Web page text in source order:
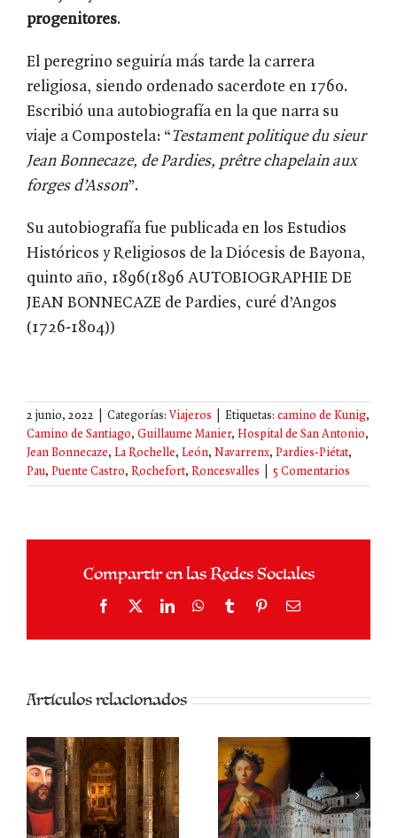
progenitores.
El peregrino seguiría más tarde la carrera
religiosa, siendo ordenado sacerdote en 1760.
Escribió una autobiografía en la que narra su
viaje a Compostela: “Testament politique du sieur
Jean Bonnecaze, de Pardies, prêtre chapelain aux
forges d’Asson”.
Su autobiografía fue publicada en los Estudios
Históricos y Religiosos de la Diócesis de Bayona,
quinto año, 1896(1896 AUTOBIOGRAPHIE DE
JEAN BONNECAZE de Pardies, curé d’Angos
(1726-1804))
2 junio, 2022 Categorías: Viajeros Etiquetas: camino de Kunig,
Camino de Santiago, Guillaume Manier, Hospital de San Antonio,
Jean Bonnecaze, La Rochelle, León, Navarrenx, Pardies-Piétat,
Pau, Puente Castro, Rochefort, Roncesvalles 5 Comentarios
Compartir en las Redes Sociales
Facebook LinkedInWhatsApp
Tumblr PinterestCorreo
Artículos relacionados
Santa Bona de
Pisa
El viaje de Jean
de Tournai